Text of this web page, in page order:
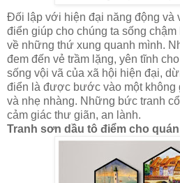
Đối lập với hiện đại năng động và
điển giúp cho chúng ta sống
về những thứ xung quanh mình.
đem đến vẻ trầm lặng, yên tĩnh
sống vội vã của xã hội hiện đại,
điển là được bước vào một không
và nhẹ nhàng. Những bức tranh
cảm giác thư giãn, an lành.
Tranh sơn dầu tô điểm cho